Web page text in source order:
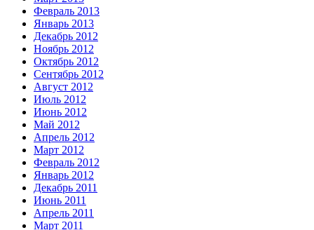
Февраль 2013
Январь 2013
Декабрь 2012
Ноябрь 2012
Октябрь 2012
Сентябрь 2012
Август 2012
Июль 2012
Июнь 2012
Май 2012
Апрель 2012
Март 2012
Февраль 2012
Январь 2012
Декабрь 2011
Июнь 2011
Апрель 2011
Март 2011